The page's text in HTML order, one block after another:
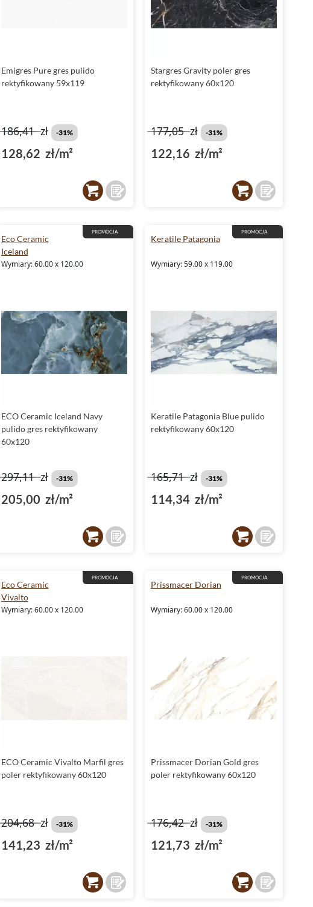
Emigres Pure gres pulido
rektyfikowany 59x119
186,41zł -31%
128,62 zł/m²
Stargres Gravity poler gres
rektyfikowany 60x120
177,05zł -31%
122,16 zł/m²
PROMOCJA
Eco Ceramic
Iceland
Wymiary: 60.00 x 120.00
ECO Ceramic Iceland Navy
pulido gres rektyfikowany
60x120
297,11zł -31%
205,00 zł/m²
PROMOCJA
Keratile Patagonia
Wymiary: 59.00 x 119.00
Keratile Patagonia Blue pulido
rektyfikowany 60x120
165,71zł -31%
114,34 zł/m²
PROMOCJA
Eco Ceramic
Vivalto
Wymiary: 60.00 x 120.00
ECO Ceramic Vivalto Marfil gres
poler rektyfikowany 60x120
204,68zł -31%
141,23 zł/m²
PROMOCJA
Prissmacer Dorian
Wymiary: 60.00 x 120.00
Prissmacer Dorian Gold gres
poler rektyfikowany 60x120
176,42zł -31%
121,73 zł/m²